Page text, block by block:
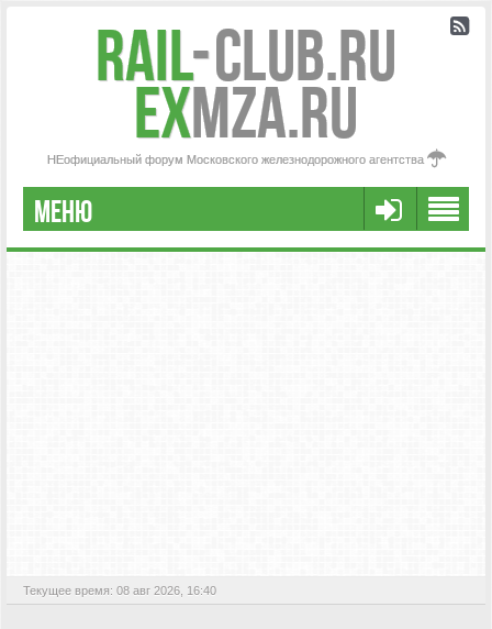
Rail-Club.RU
exMZA.RU
НЕофициальный форум Московского железнодорожного агентства
МЕНЮ
РЕГИСТРАЦИЯ
Текущее время: 08 авг 2026, 16:40